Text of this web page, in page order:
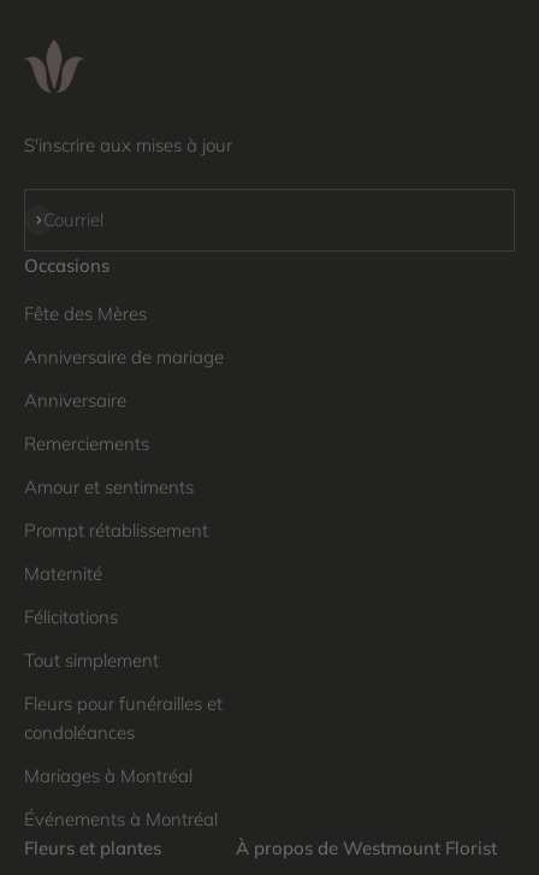
S'inscrire aux mises à jour
Courriel
S'inscrire
Occasions
Fête des Mères
Anniversaire de mariage
Anniversaire
Remerciements
Amour et sentiments
Prompt rétablissement
Maternité
Félicitations
Tout simplement
Fleurs pour funérailles et
condoléances
Mariages à Montréal
Événements à Montréal
Fleurs et plantes
À propos de Westmount Florist